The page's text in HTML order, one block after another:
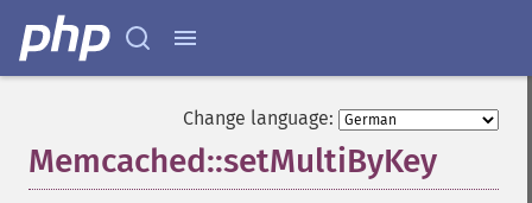
Change language:
Memcached::setMultiByKey